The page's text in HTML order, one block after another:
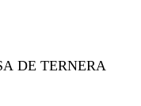
DE TERNERA